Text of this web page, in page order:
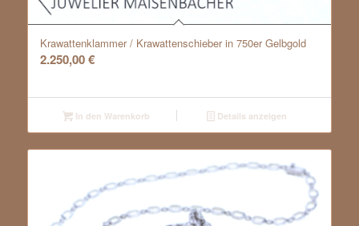
Krawattenklammer / Krawattenschieber in 750er Gelbgold
2.250,00€
In den Warenkorb Details anzeigen